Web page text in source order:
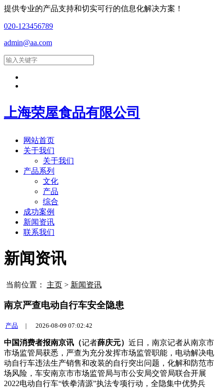
提供专业的产品支持和切实可行的信息化解决方案！
020-123456789
admin@aa.com
上海荣屋食品有限公司
网站首页
关于我们
关于我们
产品系列
文化
产品
综合
成功案例
新闻资讯
联系我们
新闻资讯
当前位置： 主页 > 新闻资讯
南京严查电动自行车安全隐患
产品 | 2026-08-09 07:02:42
中国消费者报南京讯（记者薛庆元） 近日，南京记者从南京市
市场监管局获悉，严查为充分发挥市场监管职能，电动解决电
动自行车违法生产销售和改装的自行突出问题，化解和防范市
场风险，车安南京市市场监管局与市公安局交管局联合开展
2022电动自行车“铁拳清源”执法专项行动，全隐集中优势兵